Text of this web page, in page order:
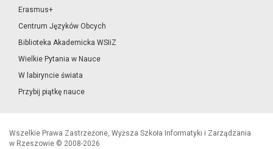
Erasmus+
Centrum Języków Obcych
Biblioteka Akademicka WSIiZ
Wielkie Pytania w Nauce
W labiryncie świata
Przybij piątkę nauce
Wszelkie Prawa Zastrzeżone, Wyższa Szkoła Informatyki i Zarządzania
w Rzeszowie © 2008-2026